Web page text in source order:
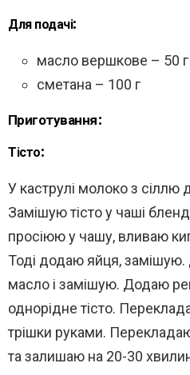
Для подачі:
масло вершкове – 50 г
сметана – 100 г
Приготування:
Тісто:
У каструлі молоко з сіллю
Замішую тісто у чаші
просіюю у чашу, вливаю
Тоді додаю яйця,
масло і замішую. Додаю
однорідне тісто.
трішки руками.
та залишаю на 20-30